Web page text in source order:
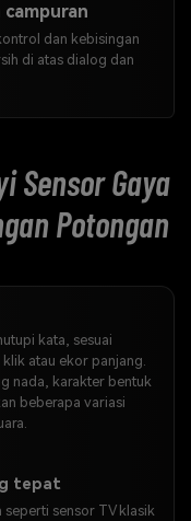
dan kebisingan
di atas dialog dan
Sensor Gaya
Potongan
kata, sesuai
atau ekor panjang.
nada, karakter bentuk
beberapa variasi
tepat
seperti sensor TV klasik